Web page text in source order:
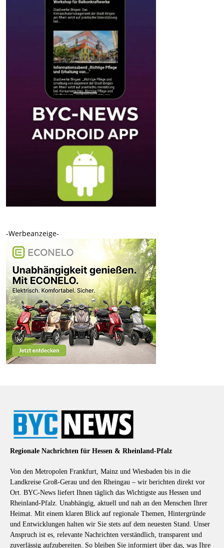
-Werbeanzeige-
Regionale Nachrichten für Hessen & Rheinland-Pfalz
Von den Metropolen Frankfurt, Mainz und Wiesbaden bis in die
Landkreise Groß-Gerau und den Rheingau – wir berichten direkt vor
Ort. BYC-News liefert Ihnen täglich das Wichtigste aus Hessen und
Rheinland-Pfalz. Unabhängig, aktuell und nah an den Menschen Ihrer
Heimat. Mit einem klaren Blick auf regionale Themen, Hintergründe
und Entwicklungen halten wir Sie stets auf dem neuesten Stand. Unser
Anspruch ist es, relevante Nachrichten verständlich, transparent und
zuverlässig aufzubereiten. So bleiben Sie informiert über das, was Ihre